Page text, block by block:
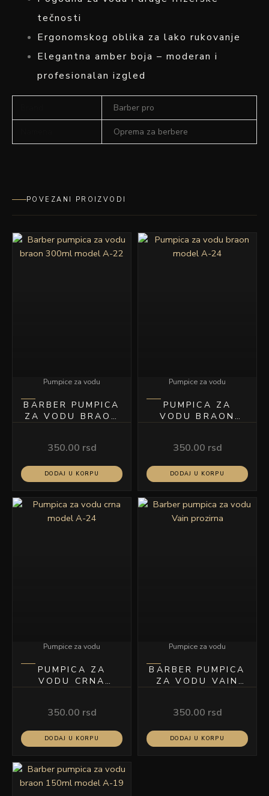
tečnosti
Ergonomskog oblika za lako rukovanje
Elegantna amber boja – moderan i
profesionalan izgled
Barber pro
Oprema za berbere
POVEZANI PROIZVODI
Pumpice za vodu
BARBER PUMPICA
ZA VODU BRAON
350.00 rsd
DODAJ U KORPU
Pumpice za vodu
PUMPICA ZA
VODU BRAON
350.00 rsd
DODAJ U KORPU
Pumpice za vodu
PUMPICA ZA
VODU CRNA
350.00 rsd
DODAJ U KORPU
Pumpice za vodu
BARBER PUMPICA
ZA VODU VAIN
350.00 rsd
DODAJ U KORPU